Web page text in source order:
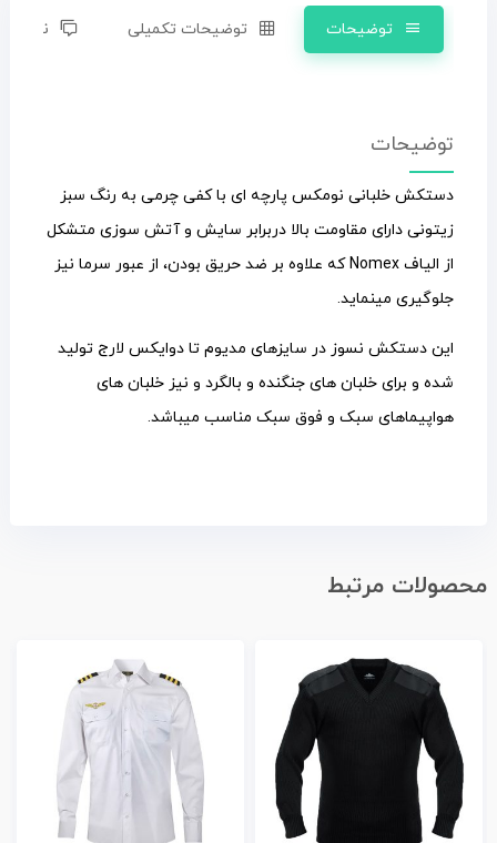
توضیحات توضیحات تکمیلی نظرات (0)
توضیحات
دستکش خلبانی نومکس پارچه ای با کفی چرمی به رنگ سبز
زیتونی دارای مقاومت بالا دربرابر سایش و آتش سوزی متشکل
از الیاف Nomex که علاوه بر ضد حریق بودن، از عبور سرما نیز
جلوگیری مینماید.
این دستکش نسوز در سایزهای مدیوم تا دوایکس لارج تولید
شده و برای خلبان های جنگنده و بالگرد و نیز خلبان های
هواپیماهای سبک و فوق سبک مناسب میباشد.
محصولات مرتبط